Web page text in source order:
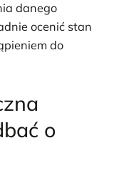
danego
ocenić stan
do
o